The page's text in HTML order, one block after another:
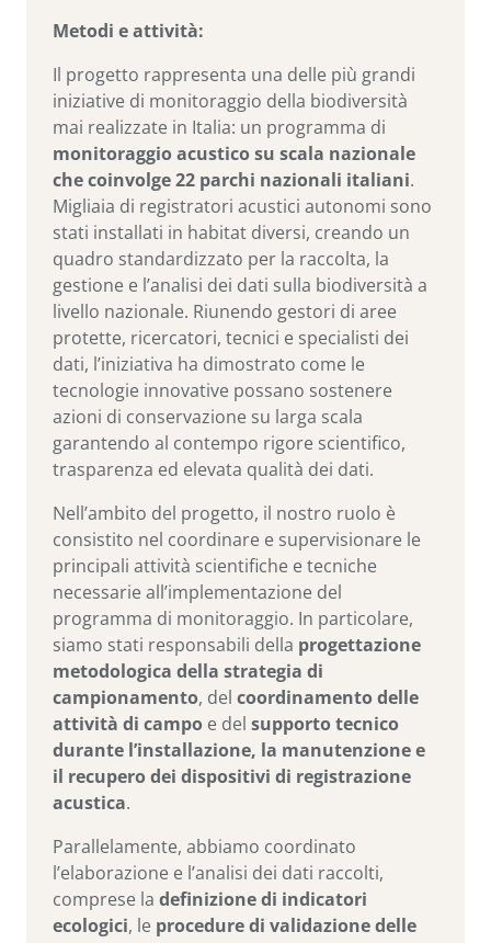
Metodi e attività:
Il progetto rappresenta una delle più grandi
iniziative di monitoraggio della biodiversità
mai realizzate in Italia: un programma di
monitoraggio acustico su scala nazionale
che coinvolge 22 parchi nazionali italiani.
Migliaia di registratori acustici autonomi sono
stati installati in habitat diversi, creando un
quadro standardizzato per la raccolta, la
gestione e l’analisi dei dati sulla biodiversità a
livello nazionale. Riunendo gestori di aree
protette, ricercatori, tecnici e specialisti dei
dati, l’iniziativa ha dimostrato come le
tecnologie innovative possano sostenere
azioni di conservazione su larga scala
garantendo al contempo rigore scientifico,
trasparenza ed elevata qualità dei dati.
Nell’ambito del progetto, il nostro ruolo è
consistito nel coordinare e supervisionare le
principali attività scientifiche e tecniche
necessarie all’implementazione del
programma di monitoraggio. In particolare,
siamo stati responsabili della progettazione
metodologica della strategia di
campionamento, del coordinamento delle
attività di campo e del supporto tecnico
durante l’installazione, la manutenzione e
il recupero dei dispositivi di registrazione
acustica.
Parallelamente, abbiamo coordinato
l’elaborazione e l’analisi dei dati raccolti,
comprese la definizione di indicatori
ecologici, le procedure di validazione delle